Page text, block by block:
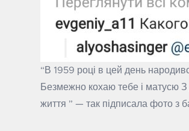
“В 1959 році в цей день
Безмежно кохаю тебе і матусю
життя ” — так підписала фото з